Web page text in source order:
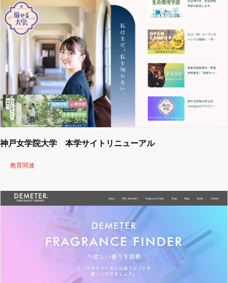
神戸女学院大学 本学サイトリニューアル
教育関連